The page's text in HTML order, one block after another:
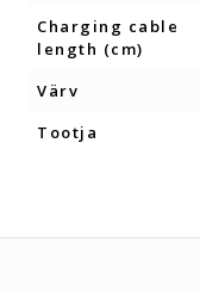
Charging cable
length (cm)
Värv
Tootja